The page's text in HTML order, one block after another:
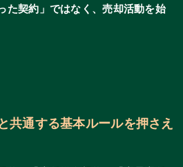
た契約」ではなく、売却活動を始
共通する基本ルールを押さえ